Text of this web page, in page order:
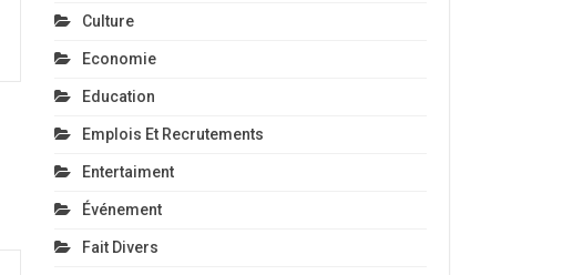
Culture
Economie
Education
Emplois Et Recrutements
Entertaiment
Événement
Fait Divers